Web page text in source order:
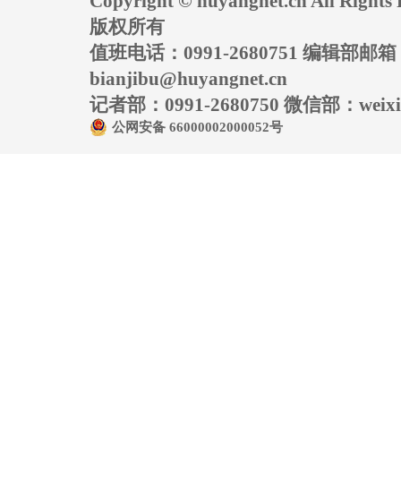
版权所有
值班电话：0991-2680751 编辑部邮箱
bianjibu@huyangnet.cn
记者部：0991-2680750 微信部：
公网安备 66000002000052号